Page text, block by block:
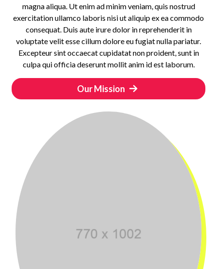
magna aliqua. Ut enim ad minim veniam, quis nostrud
exercitation ullamco laboris nisi ut aliquip ex ea commodo
consequat. Duis aute irure dolor in reprehenderit in
voluptate velit esse cillum dolore eu fugiat nulla pariatur.
Excepteur sint occaecat cupidatat non proident, sunt in
culpa qui officia deserunt mollit anim id est laborum.
Our Mission